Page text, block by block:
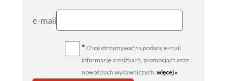
e-mail
* Chcę otrzymywać na podany e-mail
informacje o zniżkach, promocjach oraz
nowościach wydawniczych. więcej »